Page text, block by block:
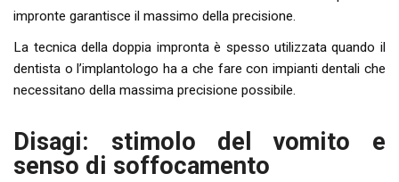
impronte garantisce il massimo della precisione.
La tecnica della doppia impronta è spesso utilizzata quando il
dentista o l’implantologo ha a che fare con impianti dentali che
necessitano della massima precisione possibile.
Disagi: stimolo del vomito e
senso di soffocamento